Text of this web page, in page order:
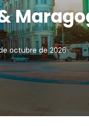
octubre de 2026